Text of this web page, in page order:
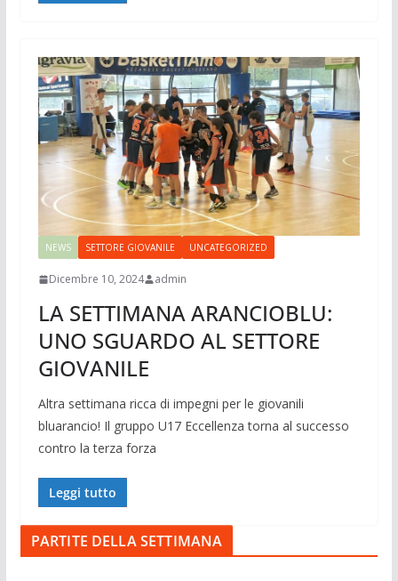
NEWS SETTORE GIOVANILE UNCATEGORIZED
Dicembre 10, 2024 admin
LA SETTIMANA ARANCIOBLU:
UNO SGUARDO AL SETTORE
GIOVANILE
Altra settimana ricca di impegni per le giovanili
bluarancio! Il gruppo U17 Eccellenza torna al successo
contro la terza forza
Leggi tutto
PARTITE DELLA SETTIMANA